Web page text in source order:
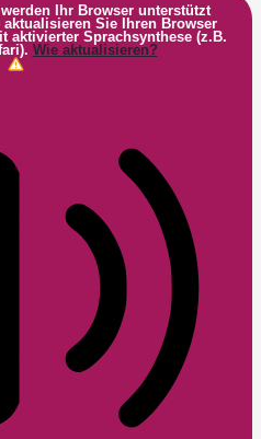
Ihr Browser unterstützt
Sie Ihren Browser
aktivierter Sprachsynthese (z.B.
Wie aktualisieren?